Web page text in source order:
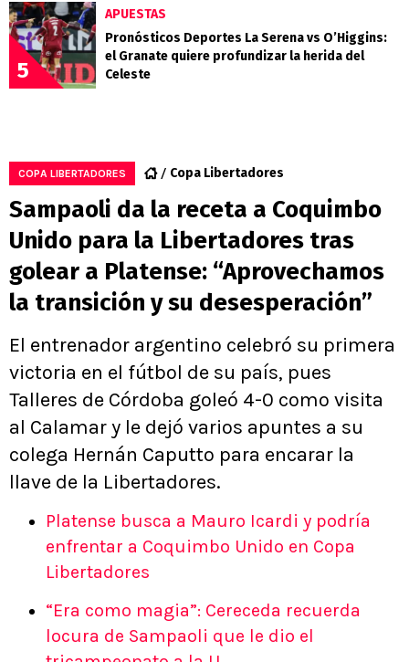
5
APUESTAS
Pronósticos Deportes La Serena vs O’Higgins:
el Granate quiere profundizar la herida del
Celeste
COPA LIBERTADORES Copa Libertadores
Sampaoli da la receta a Coquimbo
Unido para la Libertadores tras
golear a Platense: “Aprovechamos
la transición y su desesperación”
El entrenador argentino celebró su primera
victoria en el fútbol de su país, pues
Talleres de Córdoba goleó 4-0 como visita
al Calamar y le dejó varios apuntes a su
colega Hernán Caputto para encarar la
llave de la Libertadores.
Platense busca a Mauro Icardi y podría
enfrentar a Coquimbo Unido en Copa
Libertadores
“Era como magia”: Cereceda recuerda
locura de Sampaoli que le dio el